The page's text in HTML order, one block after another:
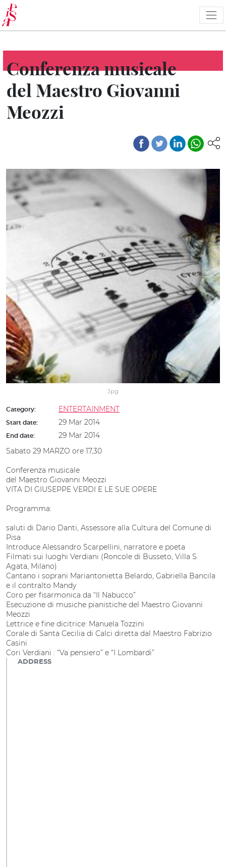
Skip
to
main
content
Conferenza musicale
del Maestro Giovanni
Meozzi
Jpg
Category: ENTERTAINMENT
Start date: 29 Mar 2014
End date:
29 Mar 2014
Sabato 29 MARZO ore 17,30
Conferenza musicale
del Maestro Giovanni Meozzi
VITA DI GIUSEPPE VERDI E LE SUE OPERE
Programma:
saluti di Dario Danti, Assessore alla Cultura del Comune di
Pisa
Introduce Alessandro Scarpellini, narratore e poeta
Filmati sui luoghi Verdiani (Roncole di Busseto, Villa S.
Agata, Milano)
Cantano i soprani Mariantonietta Belardo, Gabriella Bancila
e il contralto Mandy
Coro per fisarmonica da “Il Nabucco”
Esecuzione di musiche pianistiche del Maestro Giovanni
Meozzi
Lettrice e fine dicitrice: Manuela Tozzini
Corale di Santa Cecilia di Calci diretta dal Maestro Fabrizio
Casini
Cori Verdiani : “Va pensiero” e “I Lombardi”
ADDRESS